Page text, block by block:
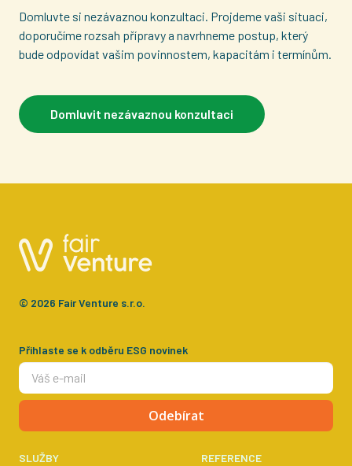
Domluvte si nezávaznou konzultaci. Projdeme vaši situaci,
doporučíme rozsah přípravy a navrhneme postup, který
bude odpovídat vašim povinnostem, kapacitám i termínům.
Domluvit nezávaznou konzultaci
© 2026 Fair Venture s.r.o.
Přihlaste se k odběru ESG novinek
Odebírat
SLUŽBY REFERENCE